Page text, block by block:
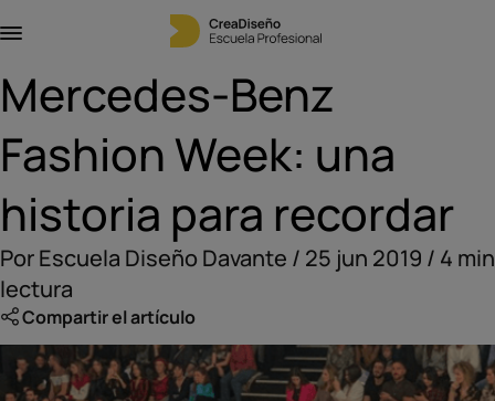
Mercedes-Benz
Fashion Week: una
historia para recordar
Por Escuela Diseño Davante / 25 jun 2019 / 4 min
lectura
Compartir el artículo